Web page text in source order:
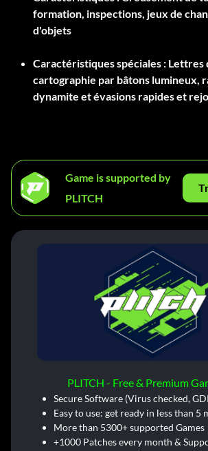
formation, inspections, jeux de
d'objets
Caractéristiques spéciales : Lettres
cartographie par bâtons lumineux,
dynamite et évasions rapides et
Game is supported by
PLITCH
PLITCH - Free & Premium
Secure Software (Virus checked,
Easy to use: get ready in less than 5
More than 5300+ supported Games
+1000 Patches every month &